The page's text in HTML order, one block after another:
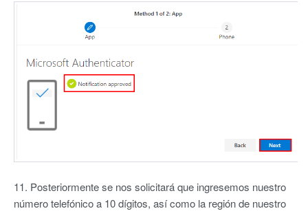
11. Posteriormente se nos solicitará que ingresemos nuestro
número telefónico a 10 dígitos, así como la región de nuestro